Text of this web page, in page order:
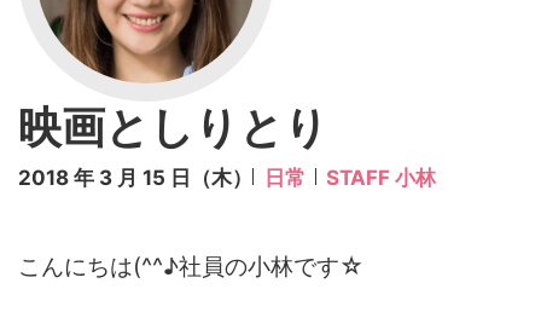
映画としりとり
2018 年 3 月 15 日（木） 日常 STAFF 小林
こんにちは(^^♪社員の小林です☆